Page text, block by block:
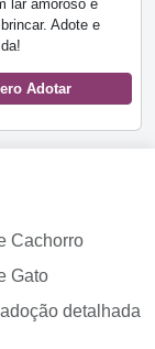
lar amoroso e
Adote e
Adotar
Cachorro
Gato
detalhada